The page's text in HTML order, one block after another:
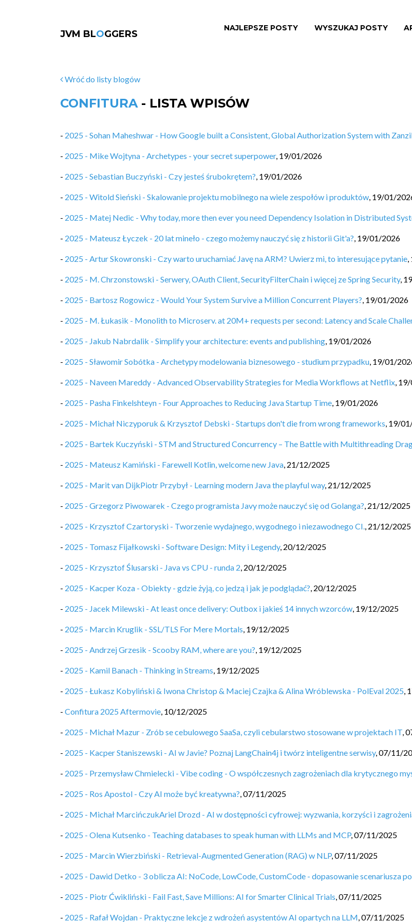
JVM BLOGGERS
NAJLEPSZE POSTY WYSZUKAJ POSTY
Wróć do listy blogów
CONFITURA- LISTA WPISÓW
- 2025 - Sohan Maheshwar - How Google built a Consistent, Global Authorization System with
- 2025 - Mike Wojtyna - Archetypes - your secret superpower, 19/01/2026
- 2025 - Sebastian Buczyński - Czy jesteś śrubokrętem?, 19/01/2026
- 2025 - Witold Sieński - Skalowanie projektu mobilnego na wiele zespołów i produktów, 19/01/
- 2025 - Matej Nedic - Why today, more then ever you need Dependency Isolation in Distributed
- 2025 - Mateusz Łyczek - 20 lat mineło - czego możemy nauczyć się z historii Git'a?, 19/01/2026
- 2025 - Artur Skowronski - Czy warto uruchamiać Javę na ARM? Uwierz mi, to interesujące pytanie,
- 2025 - M. Chrzonstowski - Serwery, OAuth Client, SecurityFilterChain i więcej ze Spring Security,
- 2025 - Bartosz Rogowicz - Would Your System Survive a Million Concurrent Players?, 19/01/2026
- 2025 - M. Łukasik - Monolith to Microserv. at 20M+ requests per second: Latency and Scale
- 2025 - Jakub Nabrdalik - Simplify your architecture: events and publishing, 19/01/2026
- 2025 - Sławomir Sobótka - Archetypy modelowania biznesowego - studium przypadku, 19/01/
- 2025 - Naveen Mareddy - Advanced Observability Strategies for Media Workflows at Netflix,
- 2025 - Pasha Finkelshteyn - Four Approaches to Reducing Java Startup Time, 19/01/2026
- 2025 - Michał Niczyporuk & Krzysztof Debski - Startups don't die from wrong frameworks, 19/
- 2025 - Bartek Kuczyński - STM and Structured Concurrency – The Battle with Multithreading
- 2025 - Mateusz Kamiński - Farewell Kotlin, welcome new Java, 21/12/2025
- 2025 - Marit van DijkPiotr Przybył - Learning modern Java the playful way, 21/12/2025
- 2025 - Grzegorz Piwowarek - Czego programista Javy może nauczyć się od Golanga?, 21/12/2025
- 2025 - Krzysztof Czartoryski - Tworzenie wydajnego, wygodnego i niezawodnego CI., 21/12/2025
- 2025 - Tomasz Fijałkowski - Software Design: Mity i Legendy, 20/12/2025
- 2025 - Krzysztof Ślusarski - Java vs CPU - runda 2, 20/12/2025
- 2025 - Kacper Koza - Obiekty - gdzie żyją, co jedzą i jak je podglądać?, 20/12/2025
- 2025 - Jacek Milewski - At least once delivery: Outbox i jakieś 14 innych wzorców, 19/12/2025
- 2025 - Marcin Kruglik - SSL/TLS For Mere Mortals, 19/12/2025
- 2025 - Andrzej Grzesik - Scooby RAM, where are you?, 19/12/2025
- 2025 - Kamil Banach - Thinking in Streams, 19/12/2025
- 2025 - Łukasz Kobyliński & Iwona Christop & Maciej Czajka & Alina Wróblewska - PolEval 2025,
- Confitura 2025 Aftermovie, 10/12/2025
- 2025 - Michał Mazur - Zrób se cebulowego SaaSa, czyli cebularstwo stosowane w projektach IT,
- 2025 - Kacper Staniszewski - AI w Javie? Poznaj LangChain4j i twórz inteligentne serwisy,07/11/
- 2025 - Przemysław Chmielecki - Vibe coding - O współczesnych zagrożeniach dla krytycznego
- 2025 - Ros Apostol - Czy AI może być kreatywna?,07/11/2025
- 2025 - Michał MarcińczukAriel Drozd - AI w dostępności cyfrowej: wyzwania, korzyści i
- 2025 - Olena Kutsenko - Teaching databases to speak human with LLMs and MCP,07/11/2025
- 2025 - Marcin Wierzbiński - Retrieval-Augmented Generation (RAG) w NLP,07/11/2025
- 2025 - Dawid Detko - 3 oblicza AI: NoCode, LowCode, CustomCode - dopasowanie scenariusza
- 2025 - Piotr Ćwikliński - Fail Fast, Save Millions: AI for Smarter Clinical Trials,07/11/2025
- 2025 - Rafał Wojdan - Praktyczne lekcje z wdrożeń asystentów AI opartych na LLM,07/11/2025